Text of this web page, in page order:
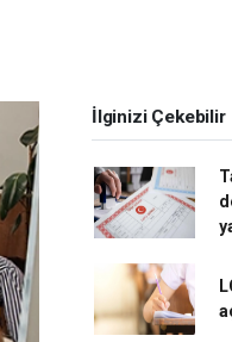
İlginizi Çekebilir